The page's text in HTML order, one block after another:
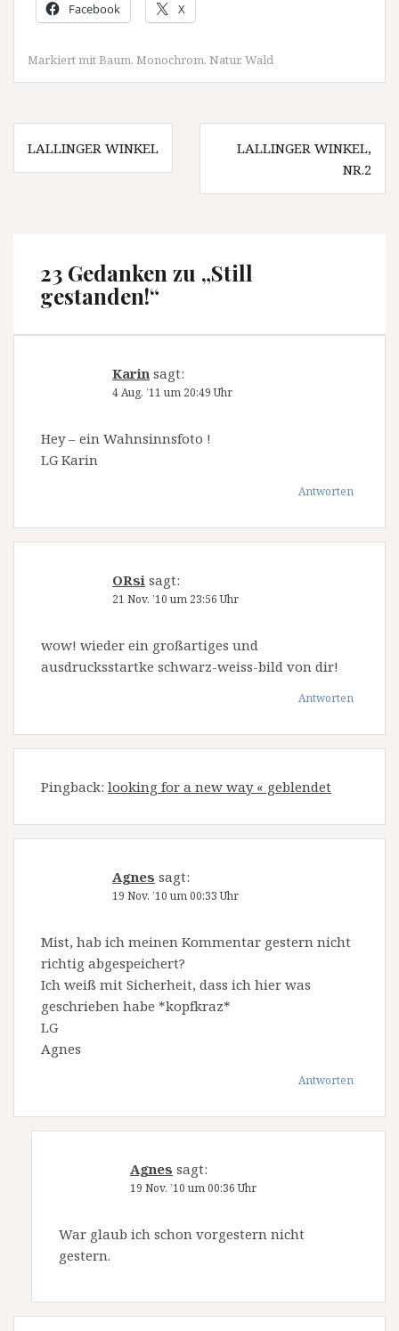
Facebook X
Markiert mitBaum, Monochrom, Natur, Wald
Beitragsnavigation
LALLINGER WINKEL
LALLINGER WINKEL,
NR.2
23 Gedanken zu „Still
gestanden!“
Karin sagt:
4 Aug. ’11 um 20:49 Uhr
Hey – ein Wahnsinnsfoto !
LG Karin
Antworten
ORsi sagt:
21 Nov. ’10 um 23:56 Uhr
wow! wieder ein großartiges und
ausdrucksstartke schwarz-weiss-bild von dir!
Antworten
Pingback: looking for a new way « geblendet
Agnes sagt:
19 Nov. ’10 um 00:33 Uhr
Mist, hab ich meinen Kommentar gestern nicht
richtig abgespeichert?
Ich weiß mit Sicherheit, dass ich hier was
geschrieben habe *kopfkraz*
LG
Agnes
Antworten
Agnes sagt:
19 Nov. ’10 um 00:36 Uhr
War glaub ich schon vorgestern nicht
gestern.